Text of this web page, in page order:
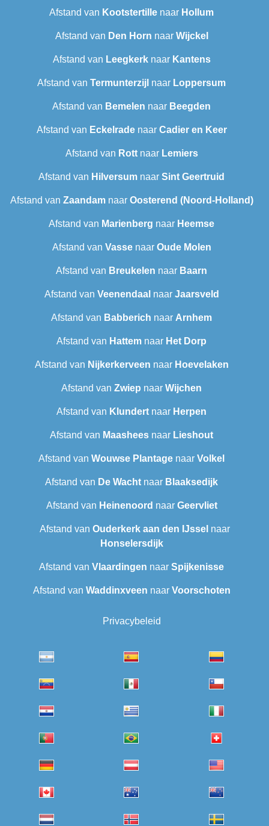
Afstand van Kootstertille naar Hollum
Afstand van Den Horn naar Wijckel
Afstand van Leegkerknaar Kantens
Afstand van Termunterzijl naar Loppersum
Afstand van Bemelen naar Beegden
Afstand van Eckelradenaar Cadier en Keer
Afstand van Rottnaar Lemiers
Afstand van Hilversum naar Sint Geertruid
Afstand van Zaandamnaar Oosterend (Noord-Holland)
Afstand van Marienberg naar Heemse
Afstand van Vassenaar Oude Molen
Afstand van Breukelen naar Baarn
Afstand van Veenendaal naar Jaarsveld
Afstand van Babberich naar Arnhem
Afstand van Hattem naar Het Dorp
Afstand van Nijkerkerveen naar Hoevelaken
Afstand van Zwiep naar Wijchen
Afstand van Klundert naar Herpen
Afstand van Maashees naar Lieshout
Afstand van Wouwse Plantage naar Volkel
Afstand van De Wacht naar Blaaksedijk
Afstand van Heinenoord naar Geervliet
Afstand van Ouderkerk aan den IJssel naar
Honselersdijk
Afstand van Vlaardingen naar Spijkenisse
Afstand van Waddinxveen naar Voorschoten
Privacybeleid